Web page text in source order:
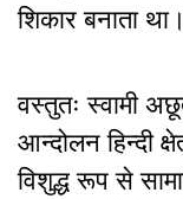
शिकार बनाता था।
वस्तुतः स्वामी
आन्दोलन हिन्दी
विशुद्ध रूप से